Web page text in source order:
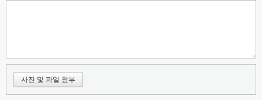
사진 및 파일 첨부